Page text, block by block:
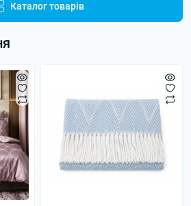
Каталог товарів